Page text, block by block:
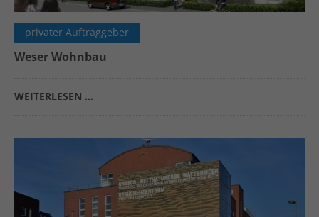
privater Auftraggeber
Weser Wohnbau
WEITERLESEN …